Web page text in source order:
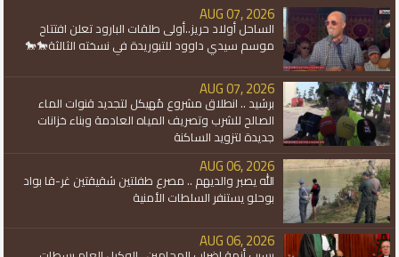
AUG 07, 2026
الساحل أولاد حريز..أولى طلقات البارود تعلن افتتاح
موسم سيدي داوود للتبوريدة في نسخته الثالثة🐎🐎
AUG 07, 2026
برشيد .. انطلاق مشروع مُهيكل لتجديد قنوات الماء
الصالح للشرب وتصريف المياه العادمة وبناء خزانات
جديدة لتزويد الساكنة
AUG 06, 2026
الله يصبر والديهم .. مصرع طفلتين شقيقتين غر-قا بواد
بوحلو يستنفر السلطات الأمنية
AUG 06, 2026